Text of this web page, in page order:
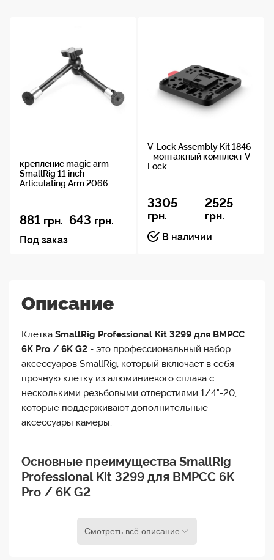
крепление magic arm
SmallRig 11 inch
Articulating Arm 2066
881 грн. 643 грн.
Под заказ
V-Lock Assembly Kit 1846
- монтажный комплект V-
Lock
3305
грн.
2525
грн.
В наличии
Описание
Клетка SmallRig Professional Kit 3299 для BMPCC
6K Pro / 6K G2 - это профессиональный набор
аксессуаров SmallRig, который включает в себя
прочную клетку из алюминиевого сплава с
несколькими резьбовыми отверстиями 1/4"-20,
которые поддерживают дополнительные
аксессуары камеры.
Основные преимущества SmallRig
Professional Kit 3299 для BMPCC 6K
Pro / 6K G2
для удобного захвата и предназначена для
Смотреть всё описание